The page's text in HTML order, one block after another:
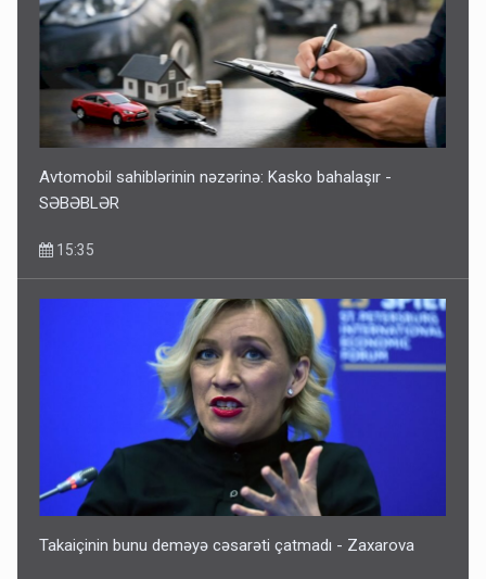
Avtomobil sahiblərinin nəzərinə: Kasko bahalaşır -
SƏBƏBLƏR
15:35
Takaiçinin bunu deməyə cəsarəti çatmadı - Zaxarova